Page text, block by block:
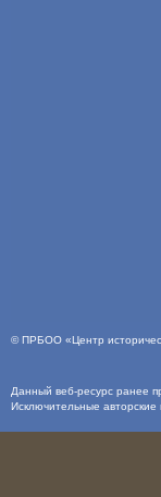
©ПРБОО «Центр
Данный веб-ресурс ранее
Исключительные